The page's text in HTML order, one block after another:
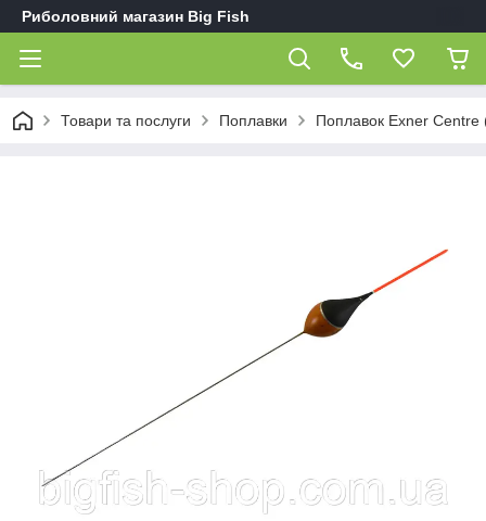
Риболовний магазин Big Fish
Товари та послуги Поплавки Поплавок Exner Centre